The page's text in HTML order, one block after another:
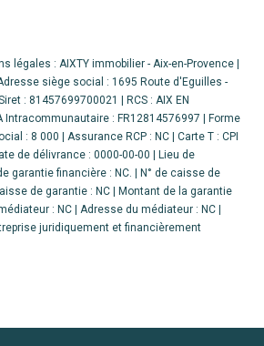
légales : AIXTY immobilier - Aix-en-Provence |
siège social : 1695 Route d'Eguilles -
: 81457699700021 | RCS : AIX EN
Intracommunautaire : FR12814576997 | Forme
: 8 000 | Assurance RCP : NC | Carte T : CPI
de délivrance : 0000-00-00 | Lieu de
garantie financière : NC. | N° de caisse de
de garantie : NC | Montant de la garantie
: NC | Adresse du médiateur : NC |
juridiquement et financièrement